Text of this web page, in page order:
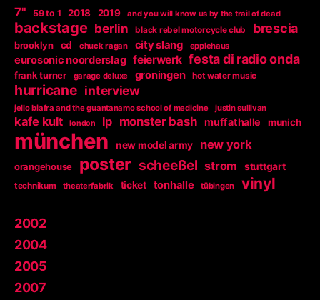
7" 59 to 1 2018 2019 and you will know us by the trail of dead
backstage berlin black rebel motorcycle club brescia
brooklyn cd chuck ragan city slang epplehaus
eurosonic noorderslag feierwerk festa di radio onda
frank turner garage deluxe groningen hot water music
hurricane interview
jello biafra and the guantanamo school of medicine justin sullivan
kafe kult london lp monster bash muffathalle munich
münchen new model army new york
orangehouse poster scheeßel strom stuttgart
technikum theaterfabrik ticket tonhalle tübingen vinyl
2002
2004
2005
2007